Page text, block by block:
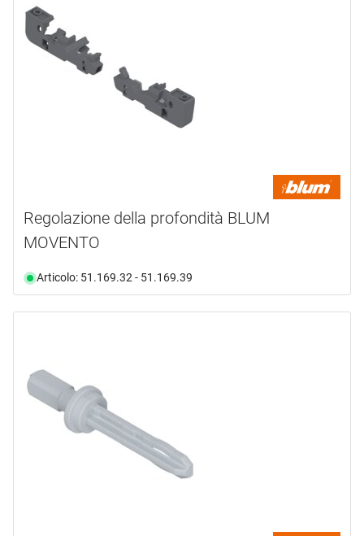
Regolazione della profondità BLUM
MOVENTO
Articolo: 51.169.32 - 51.169.39